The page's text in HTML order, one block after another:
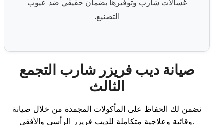
غسالات شارب وتوفيرها بضمان حقيقي ضد عيوب
التصنيع.
صيانة ديب فريزر شارب التجمع
الثالث
نضمن لك الحفاظ على المأكولات المجمدة من خلال صيانة
وقائية وعلاجية متكاملة للديب فريزر الرأسي والأفقي.